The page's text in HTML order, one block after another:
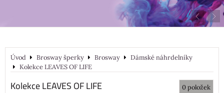
Úvod Brosway šperky Brosway
Dámské náhrdelníky
Kolekce LEAVES OF LIFE
Kolekce LEAVES OF LIFE 0položek